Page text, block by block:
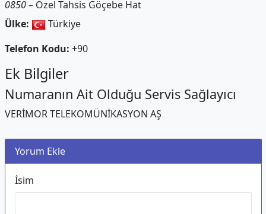
0850– Özel Tahsis Göçebe Hat
Ülke:
Türkiye
Telefon Kodu: +90
Ek Bilgiler
Numaranın Ait Olduğu Servis Sağlayıcı
VERİMOR TELEKOMÜNİKASYON AŞ
Yorum Ekle
İsim